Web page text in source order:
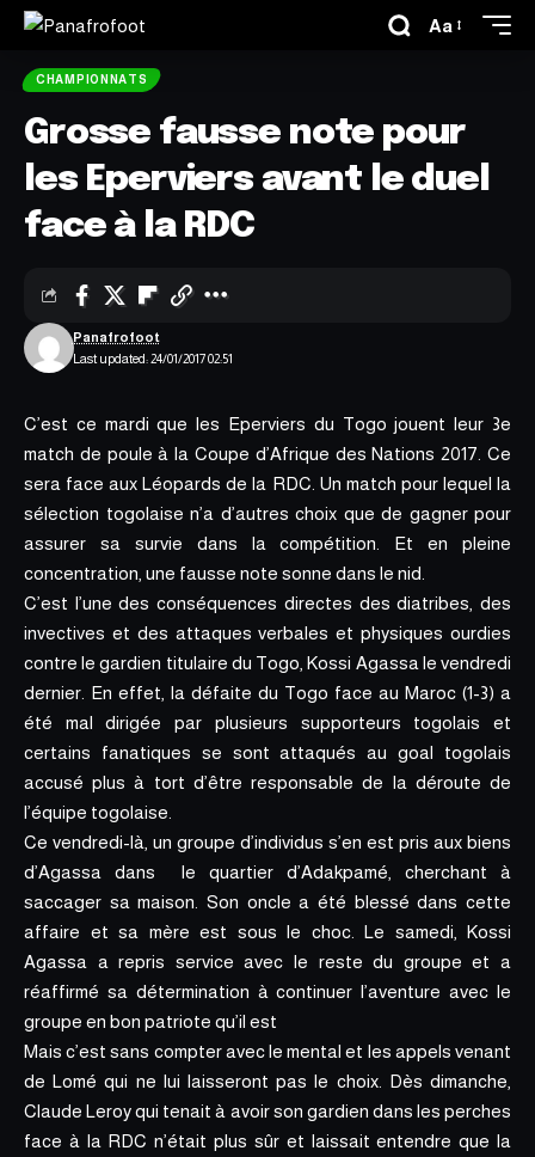
Aa
CHAMPIONNATS
Grosse fausse note pour
les Eperviers avant le duel
face à la RDC
Last updated: 24/01/2017 02:51
Panafrofoot
C’est ce mardi que les Eperviers du Togo jouent leur 3e
match de poule à la Coupe d’Afrique des Nations 2017. Ce
sera face aux Léopards de la RDC. Un match pour lequel la
sélection togolaise n’a d’autres choix que de gagner pour
assurer sa survie dans la compétition. Et en pleine
concentration, une fausse note sonne dans le nid.
C’est l’une des conséquences directes des diatribes, des
invectives et des attaques verbales et physiques ourdies
contre le gardien titulaire du Togo, Kossi Agassa le vendredi
dernier. En effet, la défaite du Togo face au Maroc (1-3) a
été mal dirigée par plusieurs supporteurs togolais et
certains fanatiques se sont attaqués au goal togolais
accusé plus à tort d’être responsable de la déroute de
l’équipe togolaise.
Ce vendredi-là, un groupe d’individus s’en est pris aux biens
d’Agassa dans le quartier d’Adakpamé, cherchant à
saccager sa maison. Son oncle a été blessé dans cette
affaire et sa mère est sous le choc. Le samedi, Kossi
Agassa a repris service avec le reste du groupe et a
réaffirmé sa détermination à continuer l’aventure avec le
groupe en bon patriote qu’il est
Mais c’est sans compter avec le mental et les appels venant
de Lomé qui ne lui laisseront pas le choix. Dès dimanche,
Claude Leroy qui tenait à avoir son gardien dans les perches
face à la RDC n’était plus sûr et laissait entendre que la